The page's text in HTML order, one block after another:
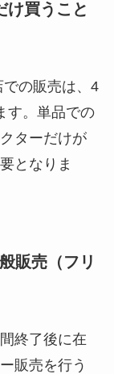
け買うこと
の販売は、4
す。単品での
ターだけが
となりま
販売（フリ
終了後に在
販売を行う